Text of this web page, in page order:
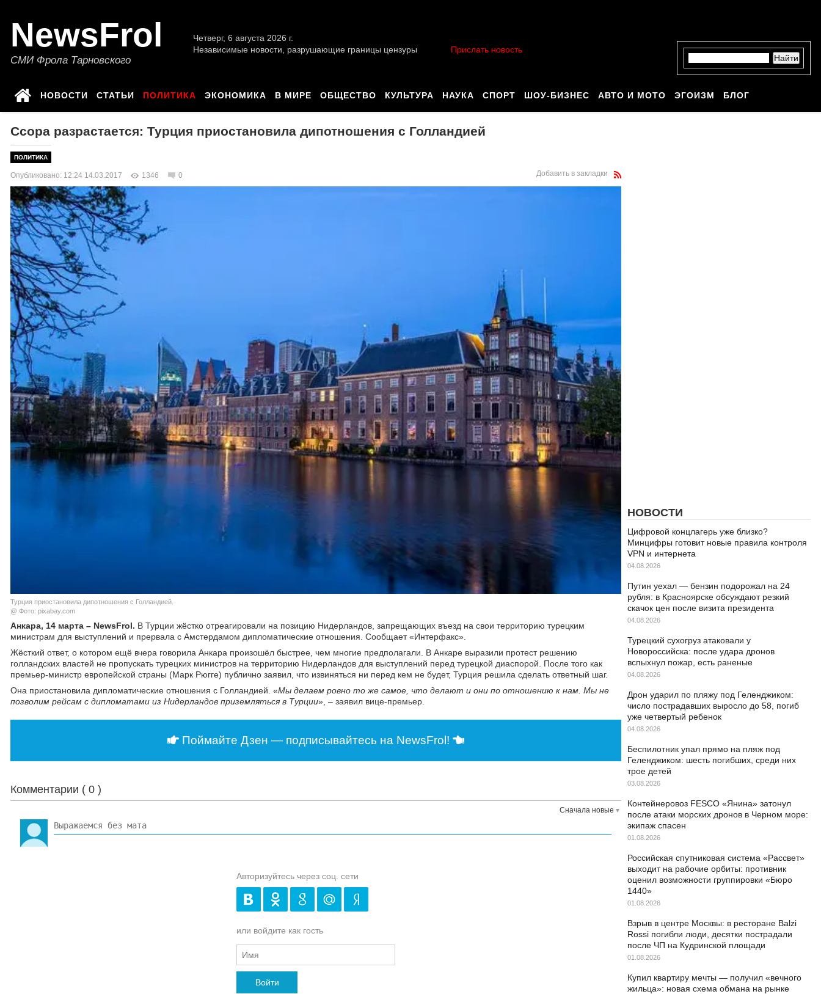
NewsFrol
СМИ Фрола Тарновского
Четверг, 6 августа 2026 г.
Независимые новости, разрушающие границы цензуры
Прислать новость
НОВОСТИ СТАТЬИ ПОЛИТИКА ЭКОНОМИКА В МИРЕ ОБЩЕСТВО КУЛЬТУРА НАУКА СПОРТ ШОУ-БИЗНЕС АВТО И МОТО ЭГОИЗМ БЛОГ
Ссора разрастается: Турция приостановила дипотношения с Голландией
ПОЛИТИКА
Опубликовано: 12:24 14.03.2017 1346 0 Добавить в закладки
Турция приостановила дипотношения с Голландией.
@ Фото: pixabay.com
Анкара, 14 марта – NewsFrol. В Турции жёстко отреагировали на позицию Нидерландов, запрещающих въезд на свои территорию турецким
министрам для выступлений и прервала с Амстердамом дипломатические отношения. Сообщает «Интерфакс».
Жёсткий ответ, о котором ещё вчера говорила Анкара произошёл быстрее, чем многие предполагали. В Анкаре выразили протест решению
голландских властей не пропускать турецких министров на территорию Нидерландов для выступлений перед турецкой диаспорой. После того как
премьер-министр европейской страны (Марк Рюгге) публично заявил, что извиняться ни перед кем не будет, Турция решила сделать ответный шаг.
Она приостановила дипломатические отношения с Голландией. «Мы делаем ровно то же самое, что делают и они по отношению к нам. Мы не
позволим рейсам с дипломатами из Нидерландов приземляться в Турции», – заявил вице-премьер.
Поймайте Дзен — подписывайтесь на NewsFrol!
Комментарии ( 0 )
Сначала новые
Авторизуйтесь через соц. сети
или войдите как гость
Войти
НОВОСТИ
Цифровой концлагерь уже близко?
Минцифры готовит новые правила контроля
VPN и интернета
04.08.2026
Путин уехал — бензин подорожал на 24
рубля: в Красноярске обсуждают резкий
скачок цен после визита президента
04.08.2026
Турецкий сухогруз атаковали у
Новороссийска: после удара дронов
вспыхнул пожар, есть раненые
04.08.2026
Дрон ударил по пляжу под Геленджиком:
число пострадавших выросло до 58, погиб
уже четвертый ребенок
04.08.2026
Беспилотник упал прямо на пляж под
Геленджиком: шесть погибших, среди них
трое детей
03.08.2026
Контейнеровоз FESCO «Янина» затонул
после атаки морских дронов в Черном море:
экипаж спасен
01.08.2026
Российская спутниковая система «Рассвет»
выходит на рабочие орбиты: противник
оценил возможности группировки «Бюро
1440»
01.08.2026
Взрыв в центре Москвы: в ресторане Balzi
Rossi погибли люди, десятки пострадали
после ЧП на Кудринской площади
01.08.2026
Купил квартиру мечты — получил «вечного
жильца»: новая схема обмана на рынке